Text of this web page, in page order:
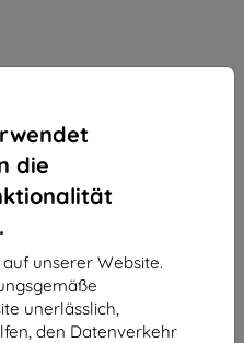
die
unserer Website.
unerlässlich,
den Datenverkehr
Preis gilt für 1 Stk.